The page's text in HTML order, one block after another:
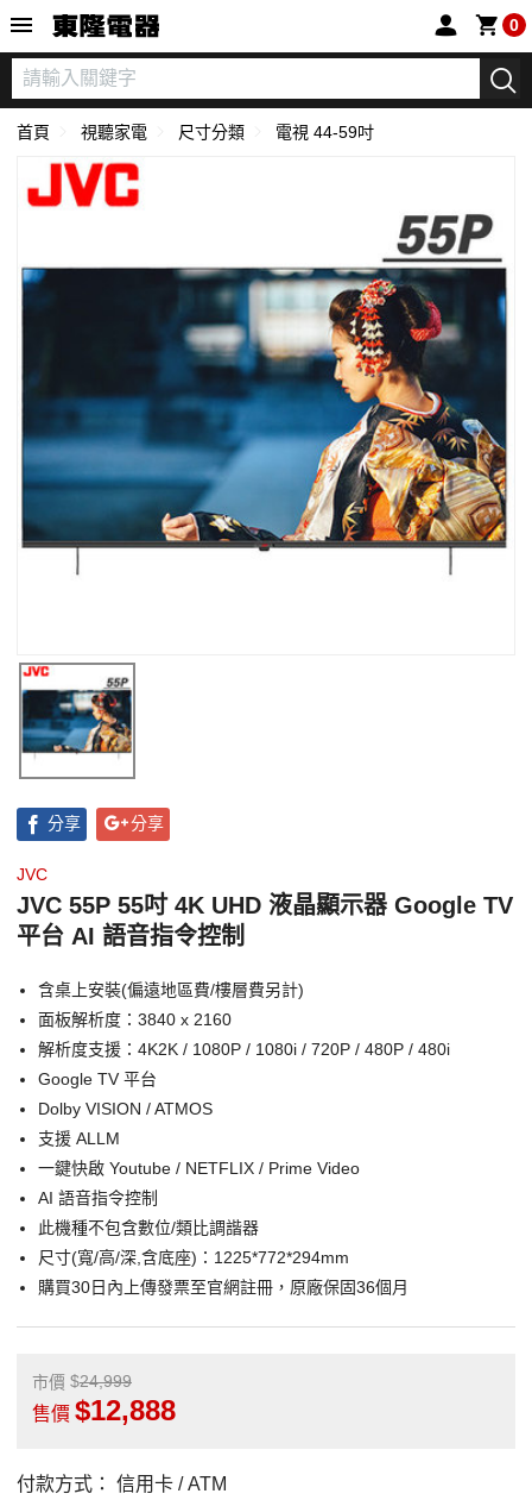
0
首頁 視聽家電 尺寸分類 電視 44-59吋
分享 分享
JVC
JVC 55P 55吋 4K UHD 液晶顯示器 Google TV
平台 AI 語音指令控制
含桌上安裝(偏遠地區費/樓層費另計)
面板解析度：3840 x 2160
解析度支援：4K2K / 1080P / 1080i / 720P / 480P / 480i
Google TV 平台
Dolby VISION / ATMOS
支援 ALLM
一鍵快啟 Youtube / NETFLIX / Prime Video
AI 語音指令控制
此機種不包含數位/類比調諧器
尺寸(寬/高/深,含底座)：1225*772*294mm
購買30日內上傳發票至官網註冊，原廠保固36個月
市價 24,999
售價 12,888
付款方式：
信用卡 / ATM